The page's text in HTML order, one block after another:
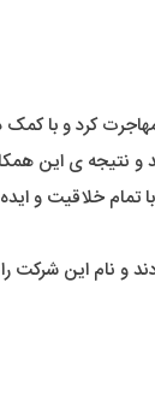
تمام خلاقیت